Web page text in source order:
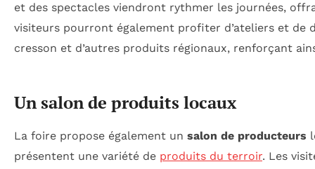
et des spectacles viendront rythmer les journées,
visiteurs pourront également profiter d’ateliers et de
cresson et d’autres produits régionaux, renforçant
Un salon de produits locaux
La foire propose également un salon de producteurs
présentent une variété de produits du terroir. Les